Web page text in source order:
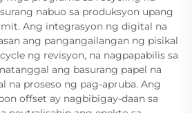
nabuo sa produksyon upang
Ang integrasyon ng digital na
ang pangangailangan ng pisikal
ng revisyon, na nagpapabilis sa
ang basurang papel na
na proseso ng pag-apruba. Ang
offset ay nagbibigay-daan sa